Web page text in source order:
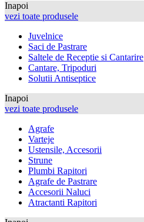
Inapoi
vezi toate produsele
Juvelnice
Saci de Pastrare
Saltele de Receptie si Cantarire
Cantare, Tripoduri
Solutii Antiseptice
Inapoi
vezi toate produsele
Agrafe
Varteje
Ustensile, Accesorii
Strune
Plumbi Rapitori
Agrafe de Pastrare
Accesorii Naluci
Atractanti Rapitori